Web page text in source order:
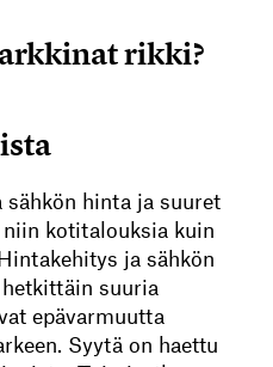
rikki?
sähkön hinta ja suuret
kotitalouksia kuin
ja sähkön
suuria
epävarmuutta
Syytä on haettu